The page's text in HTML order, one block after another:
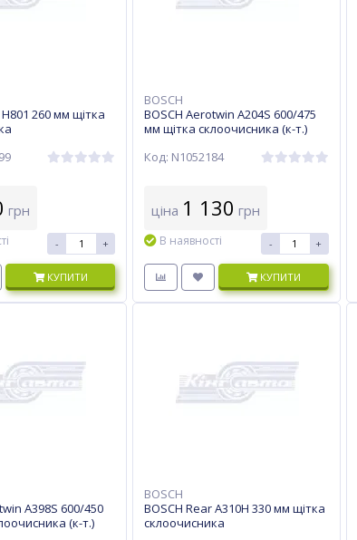
260 мм щітка
грн
- +
КУПИТИ
BOSCH
BOSCH Aerotwin A204S 600/475
мм щітка склоочисника (к-т.)
Код: N1052184
ціна 1 130 грн
В наявності - +
КУПИТИ
A398S 600/450
(к-т.)
BOSCH
BOSCH Rear A310H 330 мм щітка
склоочисника